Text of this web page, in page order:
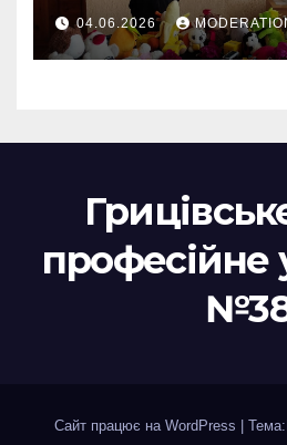
04.06.2026
Сайт працює на WordPress